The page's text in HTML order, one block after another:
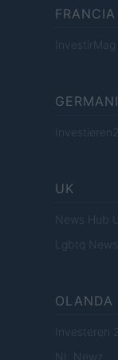
FRANCIA
InvestirMag
UK
News Hub
Lgbtq News
OLANDA
Investeren
NL Newz